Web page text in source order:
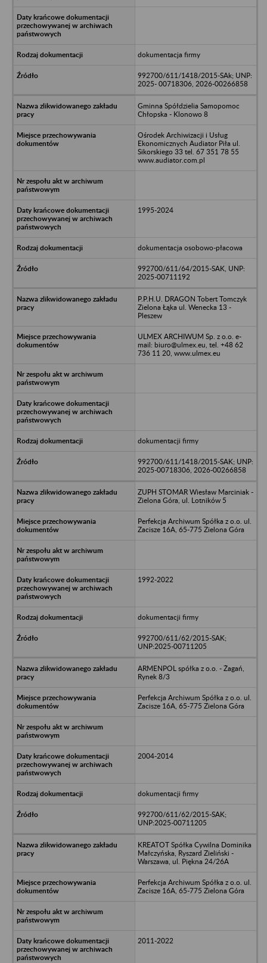
dokumentacja firmy
992700/611/1418/2015-SAk; UNP:
2025- 00718306, 2026-00266858
Gminna Spółdzielia Samopomoc
Chłopska - Klonowo 8
Ośrodek Archiwizacji i Usług
Ekonomicznych Audiator Piła ul.
Sikorskiego 33 tel. 67 351 78 55
www.audiator.com.pl
1995-2024
dokumentacja osobowo-płacowa
992700/611/64/2015-SAK, UNP:
2025-00711192
P.P.H.U. DRAGON Tobert Tomczyk
Zielona Łąka ul. Wenecka 13 -
Pleszew
ULMEX ARCHIWUM Sp. z o.o. e-
mail: biuro@ulmex.eu, tel. +48 62
736 11 20, www.ulmex.eu
dokumentacji firmy
992700/611/1418/2015-SAK; UNP:
2025-00718306, 2026-00266858
ZUPH STOMAR Wiesław Marciniak -
Zielona Góra, ul. Lotników 5
Perfekcja Archiwum Spółka z o.o. ul.
Zacisze 16A, 65-775 Zielona Góra
1992-2022
dokumentacji firmy
992700/611/62/2015-SAK;
UNP:2025-00711205
ARMENPOL spółka z o.o. - Żagań,
Rynek 8/3
Perfekcja Archiwum Spółka z o.o. ul.
Zacisze 16A, 65-775 Zielona Góra
2004-2014
dokumentacji firmy
992700/611/62/2015-SAK;
UNP:2025-00711205
KREATOT Spółka Cywilna Dominika
Małczyńska, Ryszard Zieliński -
Warszawa, ul. Piękna 24/26A
Perfekcja Archiwum Spółka z o.o. ul.
Zacisze 16A, 65-775 Zielona Góra
2011-2022